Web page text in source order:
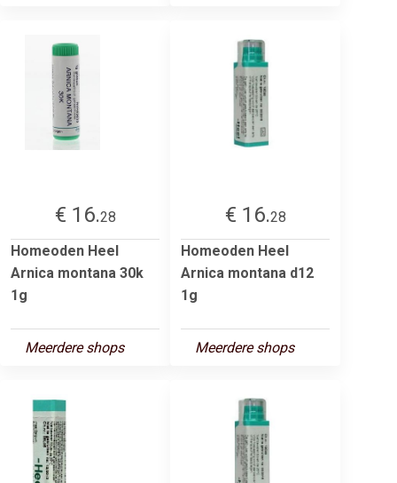
€ 16.28
Homeoden Heel
Arnica montana 30k
1g
Meerdere shops
€ 16.28
Homeoden Heel
Arnica montana d12
1g
Meerdere shops